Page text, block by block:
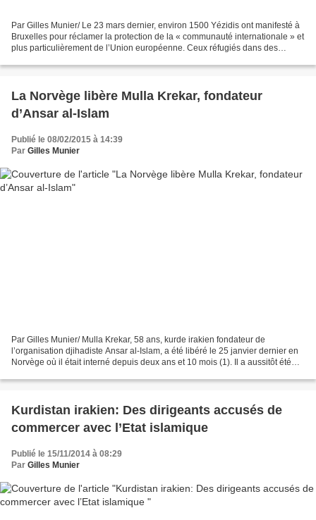
Par Gilles Munier/ Le 23 mars dernier, environ 1500 Yézidis ont manifesté à
Bruxelles pour réclamer la protection de la « communauté internationale » et
plus particulièrement de l’Union européenne. Ceux réfugiés dans des
La Norvège libère Mulla Krekar, fondateur
d’Ansar al-Islam
Publié le 08/02/2015 à 14:39
Par Gilles Munier
Par Gilles Munier/ Mulla Krekar, 58 ans, kurde irakien fondateur de
l’organisation djihadiste Ansar al-Islam, a été libéré le 25 janvier dernier en
Norvège où il était interné depuis deux ans et 10 mois (1). Il a aussitôt été
Kurdistan irakien: Des dirigeants accusés de
commercer avec l’Etat islamique
Publié le 15/11/2014 à 08:29
Par Gilles Munier